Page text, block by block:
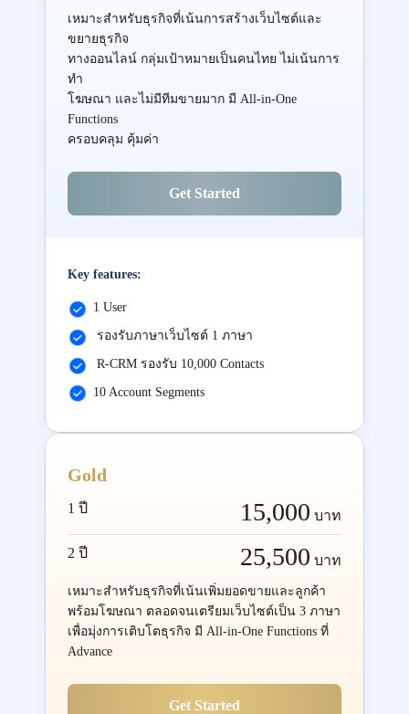
เหมาะสำหรับธุรกิจที่เน้นการสร้างเว็บไซต์และ
ขยายธุรกิจ
ทางออนไลน์ กลุ่มเป้าหมายเป็นคนไทย ไม่เน้นการ
ทำ
โฆษณา และไม่มีทีมขายมาก มี All-in-One
Functions
ครอบคลุม คุ้มค่า
Get Started
Key features:
1 User
รองรับภาษาเว็บไซต์ 1 ภาษา
R-CRM รองรับ 10,000 Contacts
10 Account Segments
Gold
1 ปี 15,000 บาท
2 ปี 25,500 บาท
เหมาะสำหรับธุรกิจที่เน้นเพิ่มยอดขายและลูกค้า
พร้อมโฆษณา ตลอดจนเตรียมเว็บไซต์เป็น 3 ภาษา
เพื่อมุ่งการเติบโตธุรกิจ มี All-in-One Functions ที่
Advance
Get Started